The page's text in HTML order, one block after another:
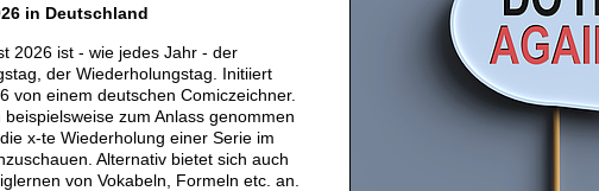
in Deutschland
2026 ist - wie jedes Jahr - der
der Wiederholungstag. Initiiert
von einem deutschen Comiczeichner.
beispielsweise zum Anlass genommen
x-te Wiederholung einer Serie im
Alternativ bietet sich auch
von Vokabeln, Formeln etc. an.